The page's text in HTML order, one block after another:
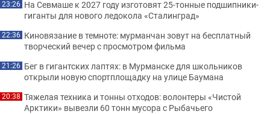
23:26 На Севмаше к 2027 году изготовят 25-тонные подшипники-
гиганты для нового ледокола «Сталинград»
22:36 Киновязание в темноте: мурманчан зовут на бесплатный
творческий вечер с просмотром фильма
21:26 Бег в гигантских лаптях: в Мурманске для школьников
открыли новую спортплощадку на улице Баумана
20:38 Тяжелая техника и тонны отходов: волонтеры «Чистой
Арктики» вывезли 60 тонн мусора с Рыбачьего